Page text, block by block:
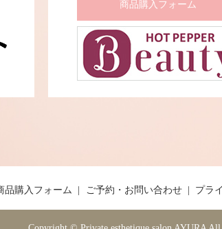
商品購入フォーム
品購入フォーム ご予約・お問い合わせ プラ